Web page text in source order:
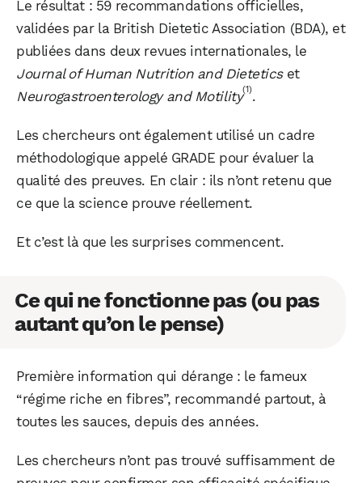
Le résultat : 59 recommandations officielles,
validées par la British Dietetic Association (BDA), et
publiées dans deux revues internationales, le
Journal of Human Nutrition and Dieteticset
Neurogastroenterology and Motility(1).
Les chercheurs ont également utilisé un cadre
méthodologique appelé GRADE pour évaluer la
qualité des preuves. En clair : ils n’ont retenu que
ce que la science prouve réellement.
Et c’est là que les surprises commencent.
Ce qui ne fonctionne pas (ou pas
autant qu’on le pense)
Première information qui dérange : le fameux
“régime riche en fibres”, recommandé partout, à
toutes les sauces, depuis des années.
Les chercheurs n’ont pas trouvé suffisamment de